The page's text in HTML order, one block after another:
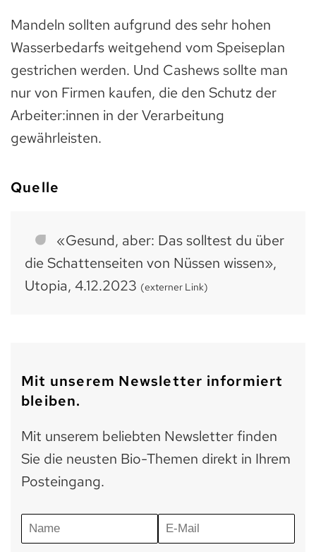
Mandeln sollten aufgrund des sehr hohen
Wasserbedarfs weitgehend vom Speiseplan
gestrichen werden. Und Cashews sollte man
nur von Firmen kaufen, die den Schutz der
Arbeiter:innen in der Verarbeitung
gewährleisten.
Quelle
«Gesund, aber: Das solltest du über
die Schattenseiten von Nüssen wissen»,
Utopia, 4.12.2023 (externer Link)
Mit unserem Newsletter informiert
bleiben.
Mit unserem beliebten Newsletter finden
Sie die neusten Bio-Themen direkt in Ihrem
Posteingang.